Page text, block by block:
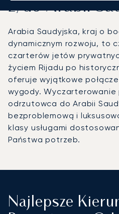
z/do Arabii
Arabia Saudyjska, kraj o
dynamicznym rozwoju, to
czarterów jetów
życiem Rijadu po
oferuje wyjątkowe
wygody.
odrzutowca do Arabii
bezproblemową i
klasy usługami
Państwa potrzeb.
Najlepsze